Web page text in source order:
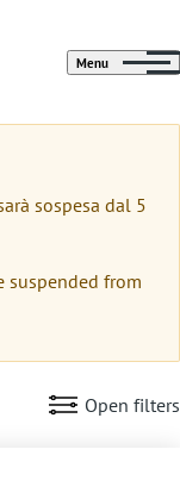
Menu
sospesa dal 5
suspended from
Open filters